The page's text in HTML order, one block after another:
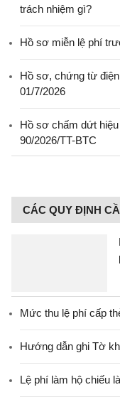
trách nhiệm gì?
Hồ sơ miễn lệ phí
Hồ sơ, chứng từ
01/7/2026
Hồ sơ chấm dứt
90/2026/TT-BTC
CÁC QUY ĐỊNH
Mức thu lệ phí cấp
Hướng dẫn ghi Tờ
Lệ phí làm hộ chiếu